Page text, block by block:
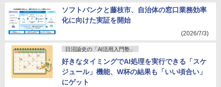
ソフトバンクと藤枝市、自治体の窓口業務効率
化に向けた実証を開始
(2026/7/3)
日沼諭史の「AI活用入門塾」
好きなタイミングでAI処理を実行できる「スケ
ジュール」機能、W杯の結果も「いい頃合い」
にゲット